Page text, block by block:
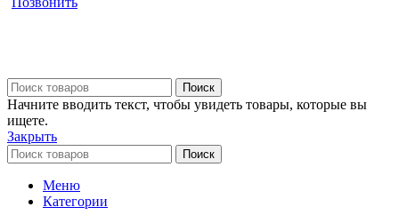
Поиск
Начните вводить текст, чтобы увидеть товары, которые вы
ищете.
Закрыть
Поиск
Меню
Категории